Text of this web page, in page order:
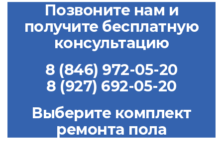
Позвоните нам и
получите бесплатную
консультацию
8 (846) 972-05-20
8 (927) 692-05-20
Выберите комплект
ремонта пола